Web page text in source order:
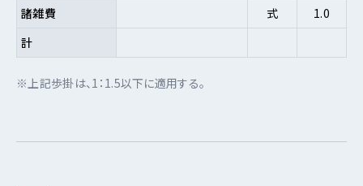
諸雑費 式
1.0
計
※上記歩掛は、1：1.5以下に適用する。